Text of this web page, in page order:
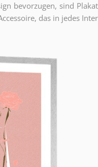
bevorzugen, sind
das in jedes